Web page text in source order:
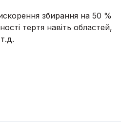
збирання на 50 %
тертя навіть областей,